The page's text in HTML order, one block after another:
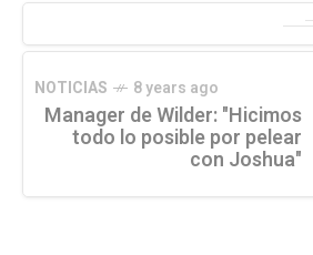
NOTICIAS 8 years ago
Manager de Wilder: "Hicimos
todo lo posible por pelear
con Joshua"